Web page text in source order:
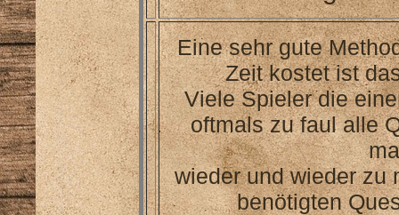
Eine sehr gute
Zeit kostet ist
Viele Spieler die
oftmals zu faul alle
wieder und wieder zu
benötigten